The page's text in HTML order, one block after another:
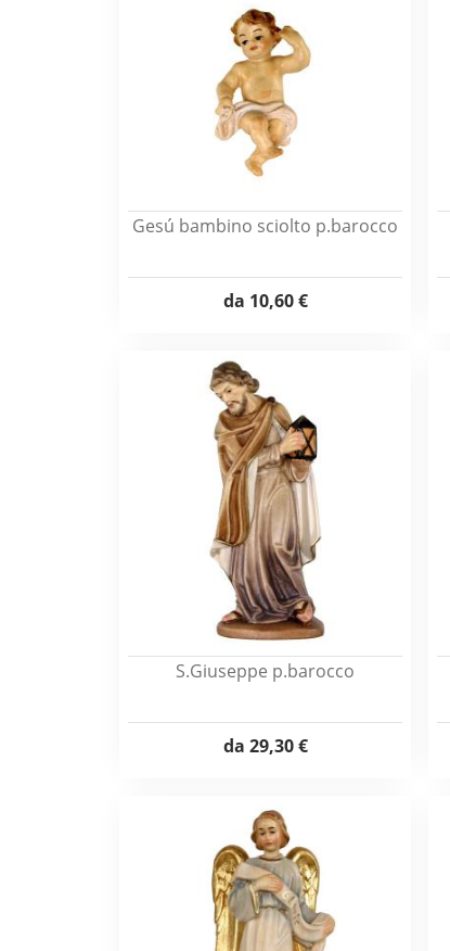
Gesú bambino sciolto p.barocco
da 10,60 €
S.Giuseppe p.barocco
da 29,30 €